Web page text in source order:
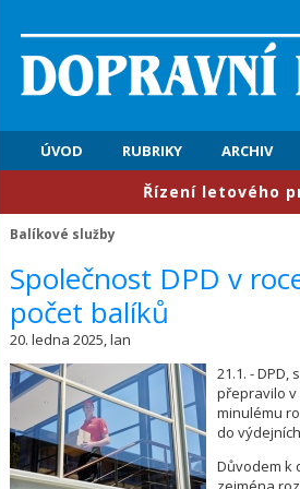
ÚVOD RUBRIKY ARCHIV
​Řízení letového
Balíkové služby
​Společnost DPD v
počet balíků
20. ledna 2025, lan
21.1. -
přepravilo v
minulému
do
Důvodem k